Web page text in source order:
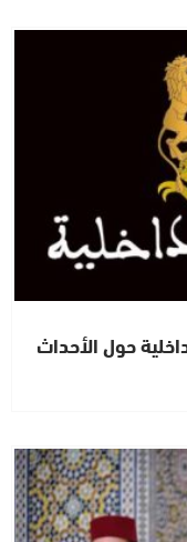
حول الأحداث